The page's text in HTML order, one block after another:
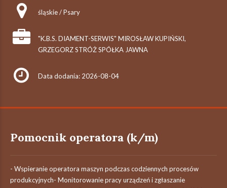
śląskie / Psary
"K.B.S. DIAMENT-SERWIS" MIROSŁAW KUPIŃSKI,
GRZEGORZ STRÓŻ SPÓŁKA JAWNA
Data dodania: 2026-08-04
Pomocnik operatora (k/m)
- Wspieranie operatora maszyn podczas codziennych procesów
produkcyjnych- Monitorowanie pracy urządzeń i zgłaszanie